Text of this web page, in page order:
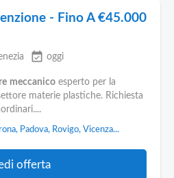
- Fino A €45.000
event_available oggi
meccanico esperto per la
materie plastiche. Richiesta
Padova, Rovigo, Vicenza...
offerta